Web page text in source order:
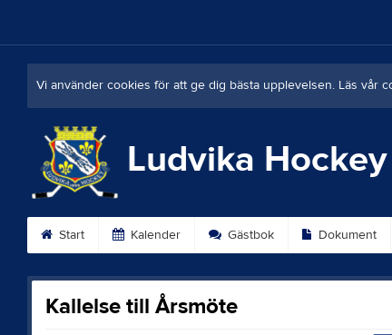
Vi använder cookies för att ge dig bästa upplevelsen. Läs vår
Ludvika
Start Kalender Gästbok Dokument
Kallelse till Årsmöte